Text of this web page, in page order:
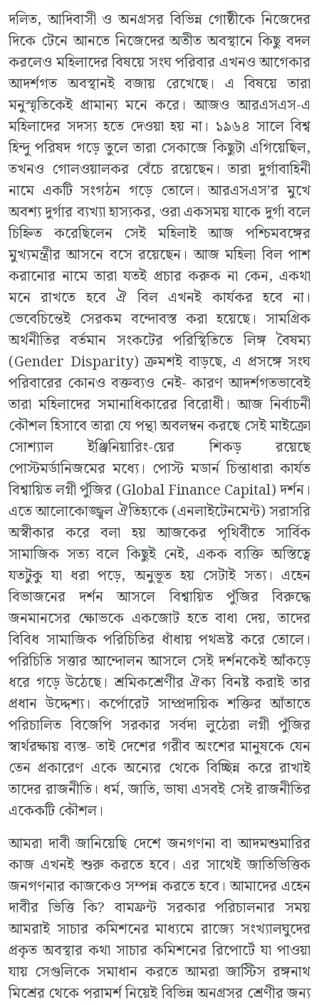
দলিত, আদিবাসী ও অনগ্রসর বিভিন্ন গোষ্ঠীকে নিজেদের
দিকে টেনে আনতে নিজেদের অতীত অবস্থানে কিছু বদল
করলেও মহিলাদের বিষয়ে সংঘ পরিবার এখনও আগেকার
আদর্শগত অবস্থানই বজায় রেখেছে। এ বিষয়ে তারা
মনুস্মৃতিকেই প্রামান্য মনে করে। আজও আরএসএস-এ
মহিলাদের সদস্য হতে দেওয়া হয় না। ১৯৬৪ সালে বিশ্ব
হিন্দু পরিষদ গড়ে তুলে তারা সেকাজে কিছুটা এগিয়েছিল,
তখনও গোলওয়ালকর বেঁচে রয়েছেন। তারা দুর্গাবাহিনী
নামে একটি সংগঠন গড়ে তোলে। আরএসএস’র মুখে
অবশ্য দুর্গার ব্যখ্যা হাস্যকর, ওরা একসময় যাকে দুর্গা বলে
চিহ্নিত করেছিলেন সেই মহিলাই আজ পশ্চিমবঙ্গের
মুখ্যমন্ত্রীর আসনে বসে রয়েছেন। আজ মহিলা বিল পাশ
করানোর নামে তারা যতই প্রচার করুক না কেন, একথা
মনে রাখতে হবে ঐ বিল এখনই কার্যকর হবে না।
ভেবেচিন্তেই সেরকম বন্দোবস্ত করা হয়েছে। সামগ্রিক
অর্থনীতির বর্তমান সংকটের পরিস্থিতিতে লিঙ্গ বৈষম্য
(Gender Disparity) ক্রমশই বাড়ছে, এ প্রসঙ্গে সংঘ
পরিবারের কোনও বক্তব্যও নেই- কারণ আদর্শগতভাবেই
তারা মহিলাদের সমানাধিকারের বিরোধী। আজ নির্বাচনী
কৌশল হিসাবে তারা যে পন্থা অবলম্বন করছে সেই মাইক্রো
সোশ্যাল ইঞ্জিনিয়ারিং-য়ের শিকড় রয়েছে
পোস্টমর্ডানিজমের মধ্যে। পোস্ট মডার্ন চিন্তাধারা কার্যত
বিশ্বায়িত লগ্নী পুঁজির (Global Finance Capital) দর্শন।
এতে আলোকোজ্জ্বল ঐতিহ্যকে (এনলাইটেনমেন্ট) সরাসরি
অস্বীকার করে বলা হয় আজকের পৃথিবীতে সার্বিক
সামাজিক সত্য বলে কিছুই নেই, একক ব্যক্তি অস্তিত্বে
যতটুকু যা ধরা পড়ে, অনুভূত হয় সেটাই সত্য। এহেন
বিভাজনের দর্শন আসলে বিশ্বায়িত পুঁজির বিরুদ্ধে
জনমানসের ক্ষোভকে একজোট হতে বাধা দেয়, তাদের
বিবিধ সামাজিক পরিচিতির ধাঁধায় পথভ্রষ্ট করে তোলে।
পরিচিতি সত্তার আন্দোলন আসলে সেই দর্শনকেই আঁকড়ে
ধরে গড়ে উঠেছে। শ্রমিকশ্রেণীর ঐক্য বিনষ্ট করাই তার
প্রধান উদ্দেশ্য। কর্পোরেট সাম্প্রদায়িক শক্তির আঁতাতে
পরিচালিত বিজেপি সরকার সর্বদা লুঠেরা লগ্নী পুঁজির
স্বার্থরক্ষায় ব্যস্ত- তাই দেশের গরীব অংশের মানুষকে যেন
তেন প্রকারেণ একে অন্যের থেকে বিচ্ছিন্ন করে রাখাই
তাদের রাজনীতি। ধর্ম, জাতি, ভাষা এসবই সেই রাজনীতির
একেকটি কৌশল।
আমরা দাবী জানিয়েছি দেশে জনগণনা বা আদমশুমারির
কাজ এখনই শুরু করতে হবে। এর সাথেই জাতিভিত্তিক
জনগণনার কাজকেও সম্পন্ন করতে হবে। আমাদের এহেন
দাবীর ভিত্তি কি? বামফ্রন্ট সরকার পরিচালনার সময়
আমরাই সাচার কমিশনের মাধ্যমে রাজ্যে সংখ্যালঘুদের
প্রকৃত অবস্থার কথা সাচার কমিশনের রিপোর্টে যা পাওয়া
যায় সেগুলিকে সমাধান করতে আমরা জাস্টিস রঙ্গনাথ
মিশ্রের থেকে পরামর্শ নিয়েই বিভিন্ন অনগ্রসর শ্রেণীর জন্য